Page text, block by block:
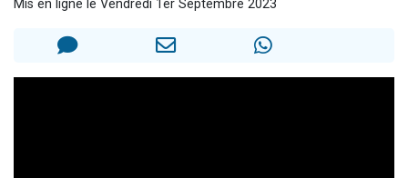
Il reste 49 places pour étudier en groupe sur Zoom
12 nouvelles musiques dans Torah-Box Music
Mis en ligne le Vendredi 1er Septembre 2023